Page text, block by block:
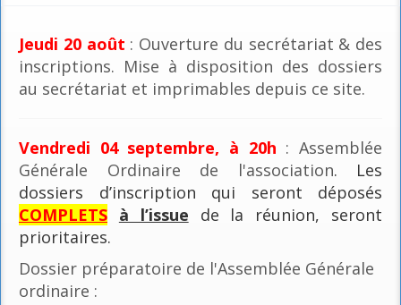
Jeudi 20 août : Ouverture du secrétariat & des
inscriptions. Mise à disposition des dossiers
au secrétariat et imprimables depuis ce site.
Vendredi 04 septembre, à 20h : Assemblée
Générale Ordinaire de l'association. Les
dossiers d’inscription qui seront déposés
COMPLETS à l’issue de la réunion, seront
prioritaires.
Dossier préparatoire de l'Assemblée Générale
ordinaire :